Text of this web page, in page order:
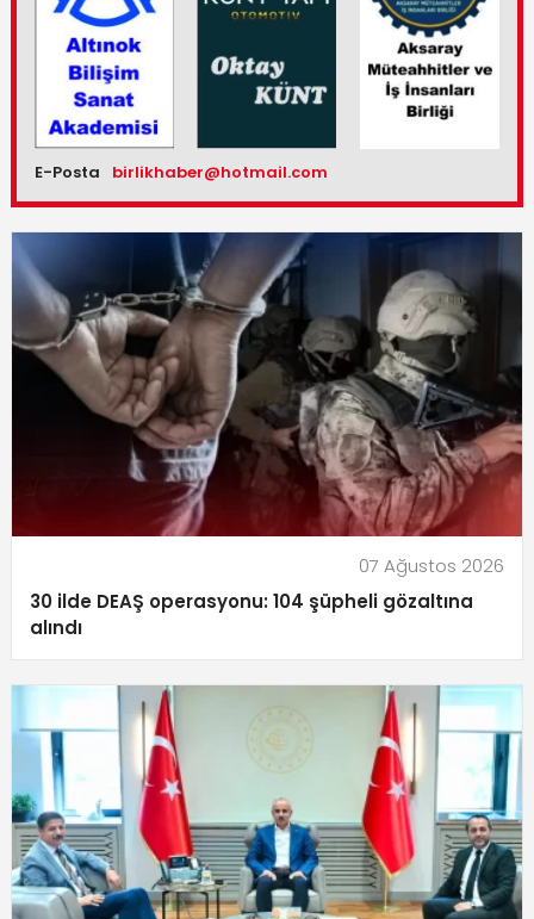
E-Posta birlikhaber@hotmail.com
07 Ağustos 2026
30 ilde DEAŞ operasyonu: 104 şüpheli gözaltına
alındı